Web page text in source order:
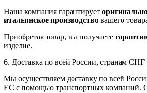
Наша компания гарантирует
итальянское производство вашего
Приобретая товар, вы получаете
изделие.
6. Доставка по всей России, странам
Мы осуществляем доставку по всей
ЕС с помощью транспортных компаний.